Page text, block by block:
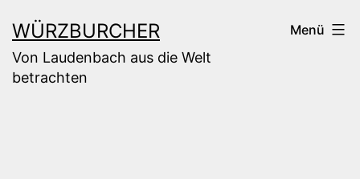
Inhalt
springen
WÜRZBURCHER
Von Laudenbach aus die Welt
betrachten
Menü